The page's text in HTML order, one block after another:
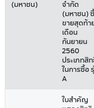
(มหาชน)
จำกัด
(มหาชน)
ขายสุดท้า
เดือน
กันยายน
2560
ประเภทสิ
ในการซื้อ
A
ใบสำคัญ